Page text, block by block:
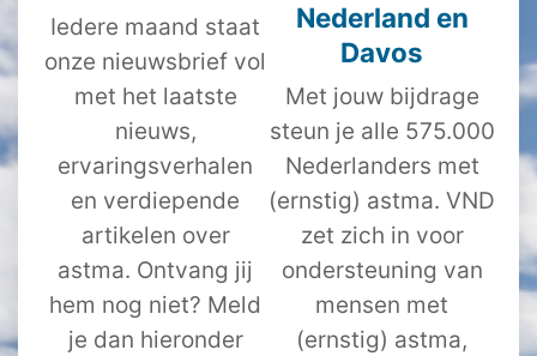
Iedere maand staat
onze nieuwsbrief vol
met het laatste
nieuws,
ervaringsverhalen
en verdiepende
artikelen over
astma. Ontvang jij
hem nog niet? Meld
je dan hieronder
Nederland en
Davos
Met jouw bijdrage
steun je alle 575.000
Nederlanders met
(ernstig) astma. VND
zet zich in voor
ondersteuning van
mensen met
(ernstig) astma,